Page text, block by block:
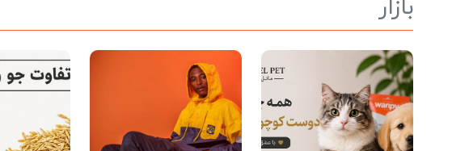
بازار